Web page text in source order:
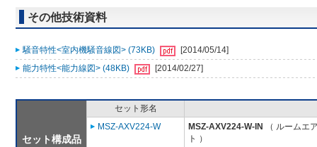
その他技術資料
騒音特性<室内機騒音線図> (73KB)
[2014/05/14]
能力特性<能力線図> (48KB)
[2014/02/27]
セット構成品
セット形名
MSZ-AXV224-W
MSZ-AXV224-W-IN
（ ルームエ
ト ）